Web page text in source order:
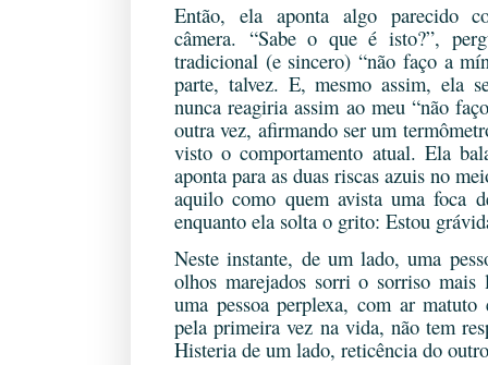
Então, ela aponta algo parecido
câmera. “Sabe o que é isto?”,
tradicional (e sincero) “não faço a
parte, talvez. E, mesmo assim, ela
nunca reagiria assim ao meu “não
outra vez, afirmando ser um
visto o comportamento atual. Ela
aponta para as duas riscas azuis no
aquilo como quem avista uma foca
enquanto ela solta o grito: Estou
Neste instante, de um lado, uma
olhos marejados sorri o sorriso
uma pessoa perplexa, com ar
pela primeira vez na vida, não tem
Histeria de um lado, reticência do